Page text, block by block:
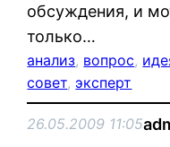
обсуждения, и
только…
анализ, вопрос,
совет, эксперт
26.05.2009 11:05